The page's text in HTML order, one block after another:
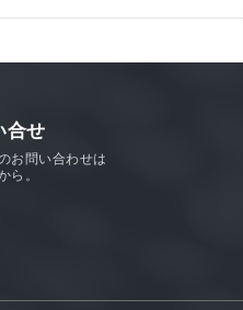
合せ
お問い合わせは
ら。